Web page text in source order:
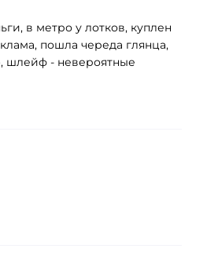
в метро у лотков, куплен
пошла череда глянца,
шлейф - невероятные